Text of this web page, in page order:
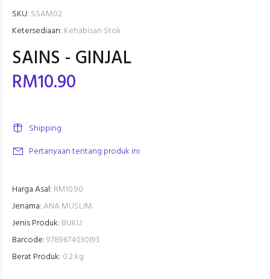
SKU: SSAM02
Ketersediaan: Kehabisan Stok
SAINS - GINJAL
RM10.90
Shipping
Pertanyaan tentang produk ini
Harga Asal: RM10.90
Jenama:ANA MUSLIM
Jenis Produk: BUKU
Barcode:9789674030193
Berat Produk: 0.2 kg